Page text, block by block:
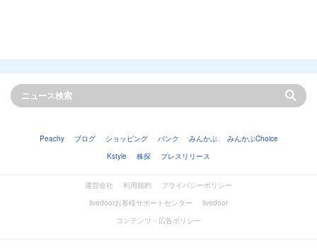
Peachy ブログ ショッピング バンク みんかぶ
みんかぶChoice
Kstyle
株探 プレスリリース
運営会社 利用規約
プライバシーポリシー
livedoorお客様サポートセンター
livedoor
コンテンツ・広告ポリシー